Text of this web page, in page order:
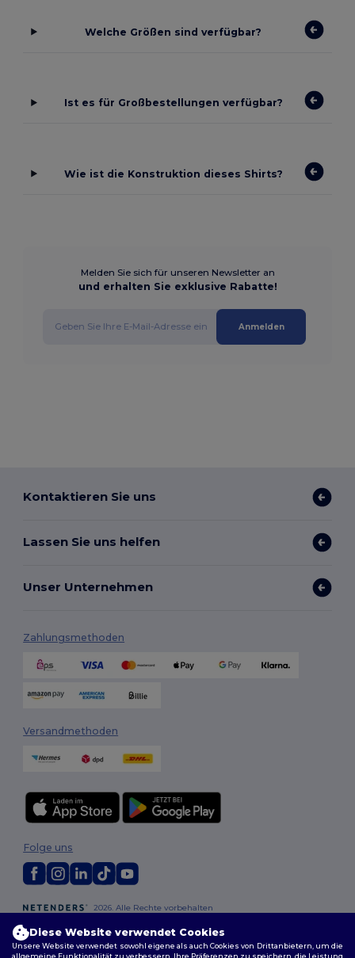
Welche Größen sind verfügbar?
Ist es für Großbestellungen verfügbar?
Wie ist die Konstruktion dieses Shirts?
Melden Sie sich für unseren Newsletter an
und erhalten Sie exklusive Rabatte!
Anmelden
Kontaktieren Sie uns
Lassen Sie uns helfen
Unser Unternehmen
Zahlungsmethoden
Versandmethoden
2026. Alle Rechte vorbehalten
Datenschutzbestimmungen|Cookie-Richtlinie|
Folge uns
Diese Website verwendet Cookies
Unsere Website verwendet sowohl eigene als auch Cookies von Drittanbietern, um die
allgemeine Funktionalität zu verbessern, Ihre Präferenzen zu speichern, die Leistung